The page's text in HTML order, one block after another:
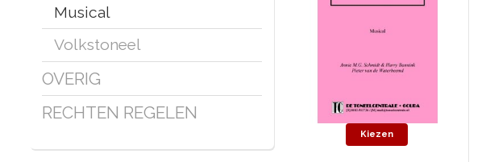
Musical
Volkstoneel
OVERIG
RECHTEN REGELEN
Kiezen